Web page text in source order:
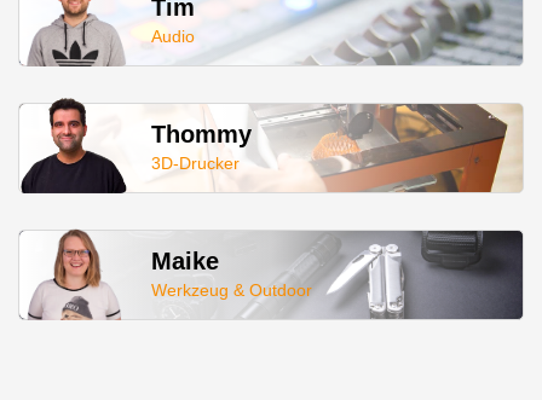
Tim
Audio
Thommy
3D-Drucker
Maike
Werkzeug & Outdoor